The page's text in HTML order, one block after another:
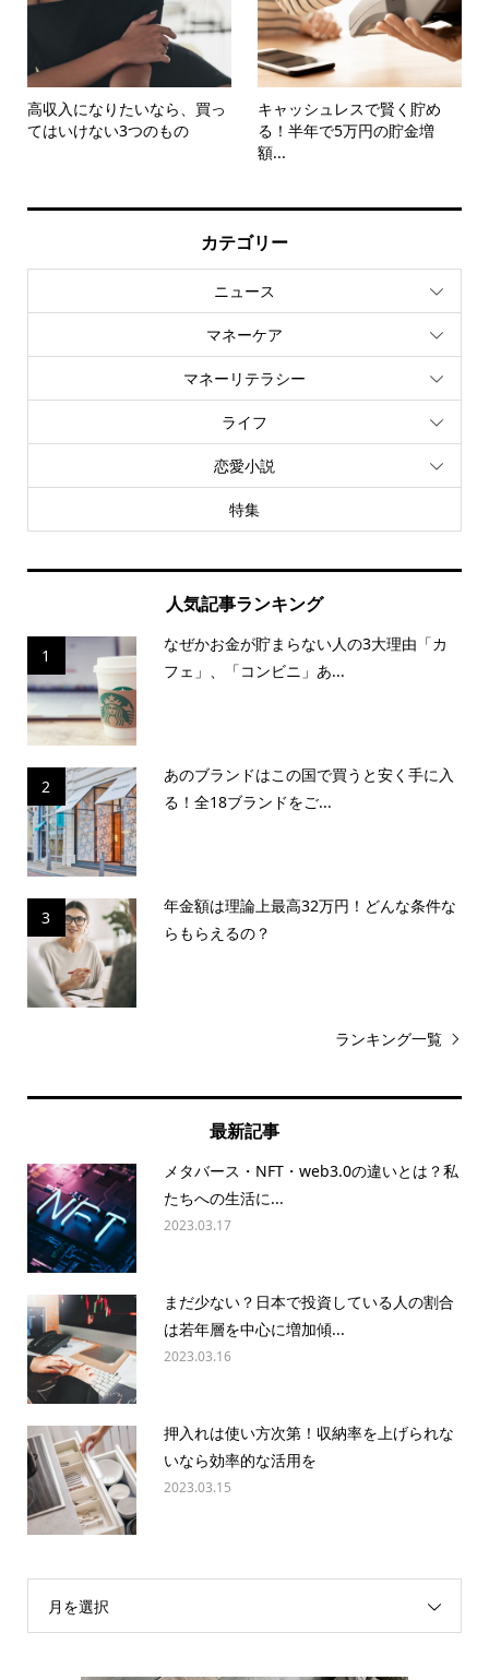
高収入になりたいなら、買っ
てはいけない3つのもの
キャッシュレスで賢く貯め
る！半年で5万円の貯金増
額...
カテゴリー
ニュース
マネーケア
マネーリテラシー
ライフ
恋愛小説
特集
人気記事ランキング
1
なぜかお金が貯まらない人の3大理由「カ
フェ」、「コンビニ」あ...
2
あのブランドはこの国で買うと安く手に入
る！全18ブランドをご...
3
年金額は理論上最高32万円！どんな条件な
らもらえるの？
ランキング一覧
最新記事
メタバース・NFT・web3.0の違いとは？私
たちへの生活に...
2023.03.17
まだ少ない？日本で投資している人の割合
は若年層を中心に増加傾...
2023.03.16
押入れは使い方次第！収納率を上げられな
いなら効率的な活用を
2023.03.15
月を選択